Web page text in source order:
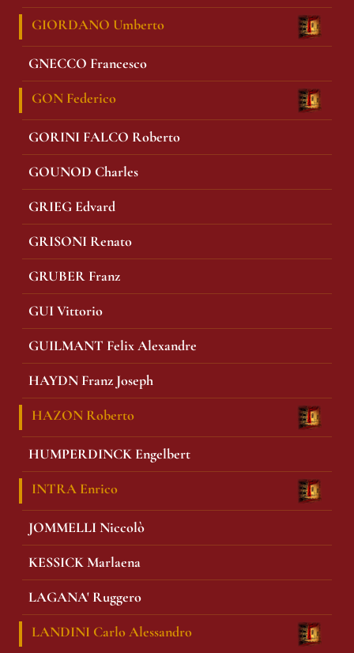
GIORDANO Umberto
GNECCO Francesco
GON Federico
GORINI FALCO Roberto
GOUNOD Charles
GRIEG Edvard
GRISONI Renato
GRUBER Franz
GUI Vittorio
GUILMANT Felix Alexandre
HAYDN Franz Joseph
HAZON Roberto
HUMPERDINCK Engelbert
INTRA Enrico
JOMMELLI Niccolò
KESSICK Marlaena
LAGANA' Ruggero
LANDINI Carlo Alessandro